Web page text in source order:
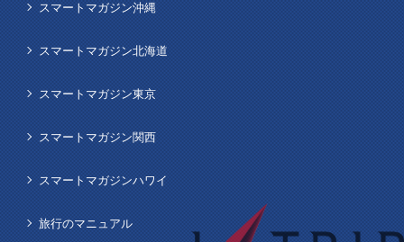
スマートマガジン沖縄
スマートマガジン北海道
スマートマガジン東京
スマートマガジン関西
スマートマガジンハワイ
旅行のマニュアル